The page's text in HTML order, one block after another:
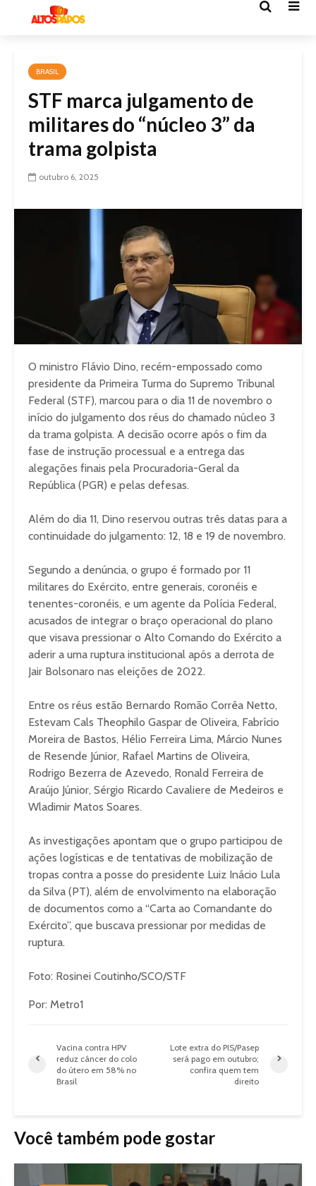
BRASIL
STF marca julgamento de
militares do “núcleo 3” da
trama golpista
outubro 6, 2025
O ministro Flávio Dino, recém-empossado como
presidente da Primeira Turma do Supremo Tribunal
Federal (STF), marcou para o dia 11 de novembro o
início do julgamento dos réus do chamado núcleo 3
da trama golpista. A decisão ocorre após o fim da
fase de instrução processual e a entrega das
alegações finais pela Procuradoria-Geral da
República (PGR) e pelas defesas.
Além do dia 11, Dino reservou outras três datas para a
continuidade do julgamento: 12, 18 e 19 de novembro.
Segundo a denúncia, o grupo é formado por 11
militares do Exército, entre generais, coronéis e
tenentes-coronéis, e um agente da Polícia Federal,
acusados de integrar o braço operacional do plano
que visava pressionar o Alto Comando do Exército a
aderir a uma ruptura institucional após a derrota de
Jair Bolsonaro nas eleições de 2022.
Entre os réus estão Bernardo Romão Corrêa Netto,
Estevam Cals Theophilo Gaspar de Oliveira, Fabrício
Moreira de Bastos, Hélio Ferreira Lima, Márcio Nunes
de Resende Júnior, Rafael Martins de Oliveira,
Rodrigo Bezerra de Azevedo, Ronald Ferreira de
Araújo Júnior, Sérgio Ricardo Cavaliere de Medeiros e
Wladimir Matos Soares.
As investigações apontam que o grupo participou de
ações logísticas e de tentativas de mobilização de
tropas contra a posse do presidente Luiz Inácio Lula
da Silva (PT), além de envolvimento na elaboração
de documentos como a “Carta ao Comandante do
Exército”, que buscava pressionar por medidas de
ruptura.
Foto: Rosinei Coutinho/SCO/STF
Por: Metro1
Vacina contra HPV
reduz câncer do colo
do útero em 58% no
Brasil
Lote extra do PIS/Pasep
será pago em outubro;
confira quem tem
direito
Você também pode gostar